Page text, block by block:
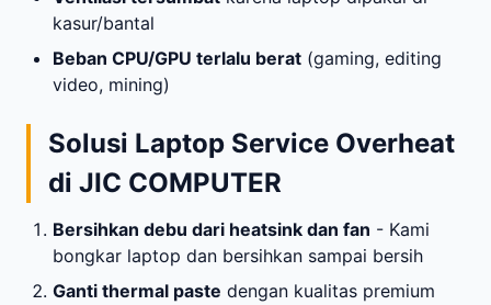
kasur/bantal
Beban CPU/GPU terlalu berat (gaming, editing
video, mining)
Solusi Laptop Service Overheat
di JIC COMPUTER
Bersihkan debu dari heatsink dan fan - Kami
bongkar laptop dan bersihkan sampai bersih
Ganti thermal paste dengan kualitas premium